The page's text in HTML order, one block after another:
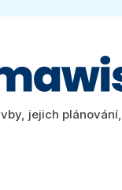
jejich plánování,